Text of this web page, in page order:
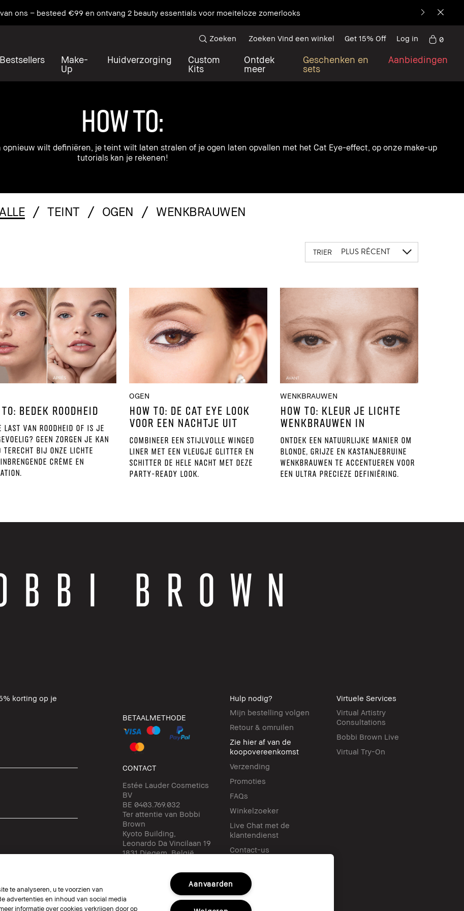
ons – besteed €99 en ontvang 2 beauty essentials voor moeiteloze zomerlooks
Bestsellers
Make-
Up
Huidverzorging
Custom
Kits
Ontdek
meer
Geschenken en
sets
Aanbiedingen
Zoeken Zoeken Vind een winkel Get 15% Off Log in 0
HOW TO:
wilt definiëren, je teint wilt laten stralen of je ogen laten opvallen met het Cat Eye-effect, op onze make-up
tutorials kan je rekenen!
ALLE TEINT OGEN WENKBRAUWEN
TRIER PLUS RÉCENT
BEDEK ROODHEID
last van roodheid of is je
Geen zorgen je kan
bij onze lichte
crème en
OGEN
HOW TO: DE CAT EYE LOOK
VOOR EEN NACHTJE UIT
Combineer een stijlvolle winged
liner met een vleugje glitter en
schitter de hele nacht met deze
party-ready look.
WENKBRAUWEN
HOW TO: KLEUR JE LICHTE
WENKBRAUWEN IN
Ontdek een natuurlijke manier om
blonde, grijze en kastanjebruine
wenkbrauwen te accentueren voor
een ultra precieze definiëring.
korting op je
BETAALMETHODE
CONTACT
Estée Lauder Cosmetics
BV
BE 0403.769.032
Ter attentie van Bobbi
Brown
Kyoto Building,
Leonardo Da Vincilaan 19
1831 Diegem, België
be@bobbibrown.com
Hulp nodig?
Mijn bestelling volgen
Retour & omruilen
Zie hier af van de
koopovereenkomst
Verzending
Promoties
FAQs
Winkelzoeker
Live Chat met de
klantendienst
Contact-us
Virtuele Services
Virtual Artistry
Consultations
Bobbi Brown Live
Virtual Try-On
Volg ons
te analyseren, u te voorzien van
advertenties en inhoud van social media
informatie over cookies verkrijgen door op
Aanvaarden